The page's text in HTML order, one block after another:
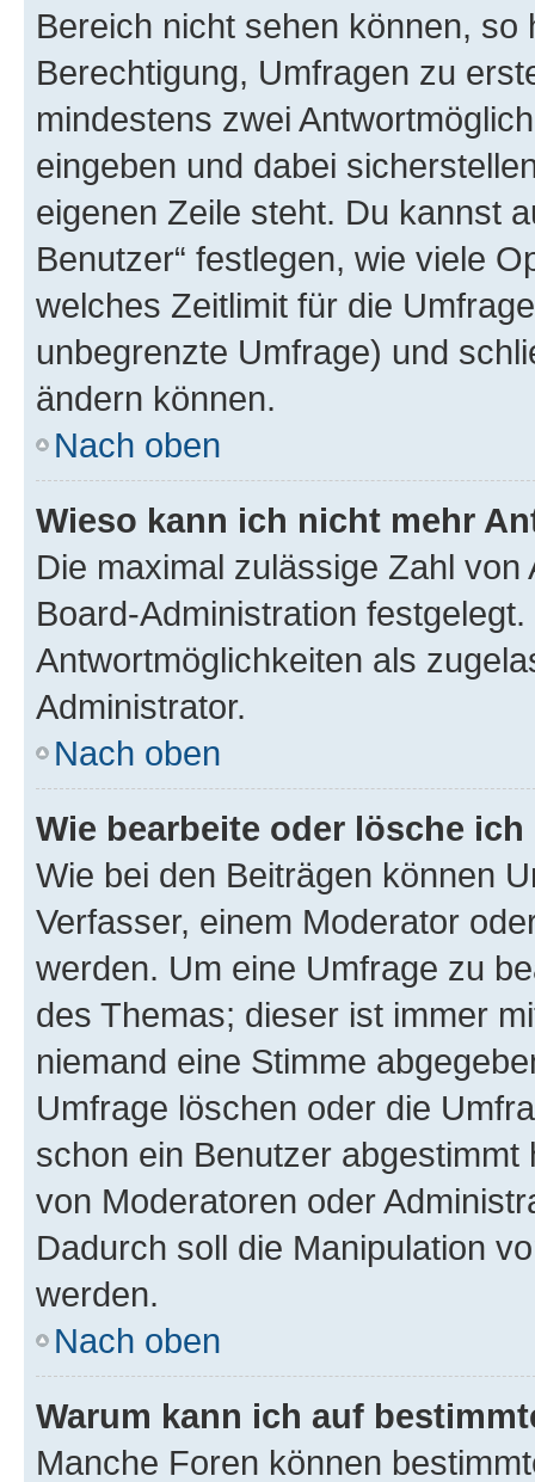
Bereich nicht sehen können,
Berechtigung, Umfragen zu
mindestens zwei
eingeben und dabei
eigenen Zeile steht. Du kannst
Benutzer“ festlegen, wie viele
welches Zeitlimit für die
unbegrenzte Umfrage) und
ändern können.
Nach oben
Wieso kann ich nicht mehr
Die maximal zulässige Zahl
Board-Administration
Antwortmöglichkeiten als
Administrator.
Nach oben
Wie bearbeite oder lösche
Wie bei den Beiträgen können
Verfasser, einem Moderator
werden. Um eine Umfrage zu
des Themas; dieser ist immer
niemand eine Stimme
Umfrage löschen oder die
schon ein Benutzer
von Moderatoren oder
Dadurch soll die Manipulation
werden.
Nach oben
Warum kann ich auf
Manche Foren können